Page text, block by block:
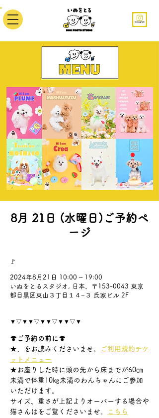
8月 21日 (水曜日)ご予約ペ
ージ
🚩
2024年8月21日 10:00 – 19:00
いぬをとるスタジオ, 日本、〒153-0043 東京
都目黒区東山３丁目１４−３ 氏家ビル 2F
▼▽▼▼▽▼▼▽▼▼▽▼
🍄ご予約の前に🍄
★
をお読みくださいませ。 ご利用規約 チケ
ットメニュー
★お座りした時に頭の先から床までが60㎝
未満で体重10㎏未満のわんちゃんにご参加
いただけます。
サイズ、重さが上記よりオーバーする場合や
猫さんは をご覧くださいませ。
こちら